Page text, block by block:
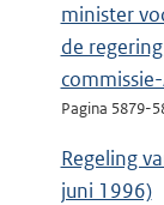
minister
de
Pagina 5879-
Regeling
juni 1996)